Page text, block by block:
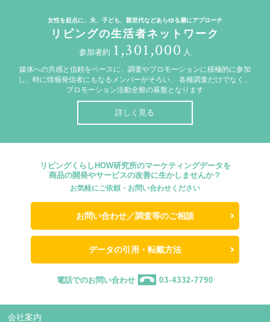
女性を起点に、夫、子ども、親世代などあらゆる層にアプローチ
リビングの生活者ネットワーク
参加者約 1,301,000 人
媒体への共感と信頼をベースに、調査やプロモーションに積極的に参加
し、時に情報発信者にもなるメンバーがそろい、
各種調査だけでなく、
プロモーション活動全般の基盤となります
詳しく見る
リビングくらしHOW研究所のマーケティングデータを
商品の開発やサービスの改善に生かしませんか？
お気軽にご依頼・お問い合わせください
お問い合わせ／調査等のご相談
データの引用・転載方法
電話でのお問い合わせ 03-4332-7790
会社案内